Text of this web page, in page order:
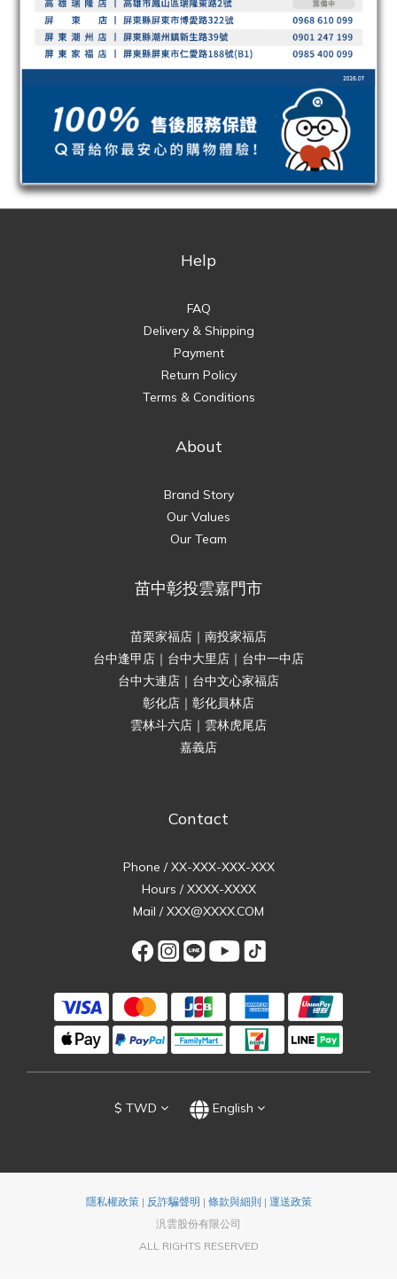
Help
FAQ
Delivery & Shipping
Payment
Return Policy
Terms & Conditions
About
Brand Story
Our Values
Our Team
苗中彰投雲嘉門市
苗栗家福店｜南投家福店
台中逢甲店｜台中大里店｜台中一中店
台中大連店｜台中文心家福店
彰化店｜彰化員林店
雲林斗六店｜雲林虎尾店
嘉義店
Contact
Phone / XX-XXX-XXX-XXX
Hours / XXXX-XXXX
Mail / XXX@XXXX.COM
$ TWD English
隱私權政策| 反詐騙聲明 | 條款與細則 | 運送政策
汎雲股份有限公司
ALL RIGHTS RESERVED